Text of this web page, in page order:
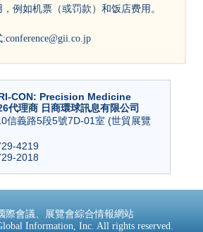
例如机票（或罚款）和饭店费用。
CON: Precision Medicine
代理商 日商環球訊息有限公司
信義路5段5號7D-01室 (世貿展覽
4219
2018
際會議、展覽會綜合情報網站
Information, Inc. All rights reserved.